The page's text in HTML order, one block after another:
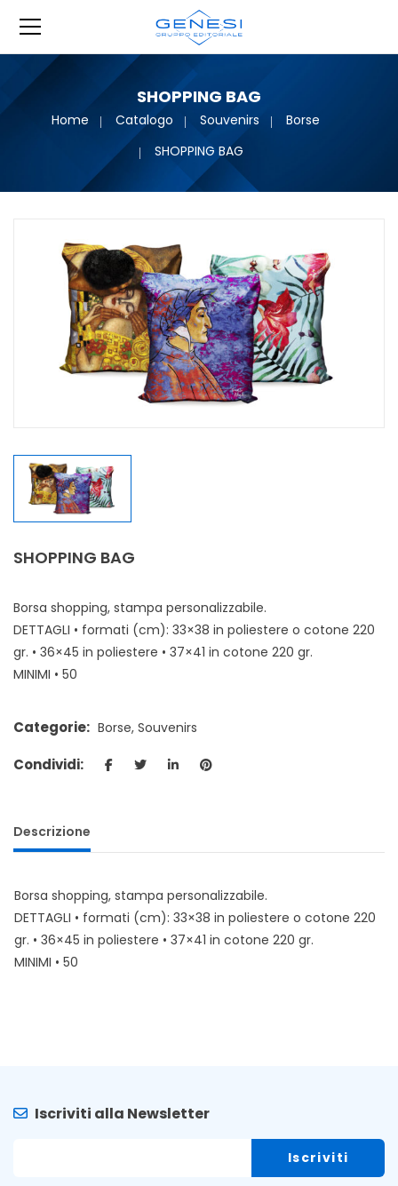
SHOPPING BAG
Home Catalogo Souvenirs
Borse
SHOPPING BAG
SHOPPING BAG
Borsa shopping, stampa personalizzabile.
DETTAGLI • formati (cm): 33×38 in poliestere o cotone 220
gr. • 36×45 in poliestere • 37×41 in cotone 220 gr.
MINIMI • 50
Categorie: Borse, Souvenirs
Condividi:
Descrizione
Borsa shopping, stampa personalizzabile.
DETTAGLI • formati (cm): 33×38 in poliestere o cotone 220
gr. • 36×45 in poliestere • 37×41 in cotone 220 gr.
MINIMI • 50
Iscriviti alla Newsletter